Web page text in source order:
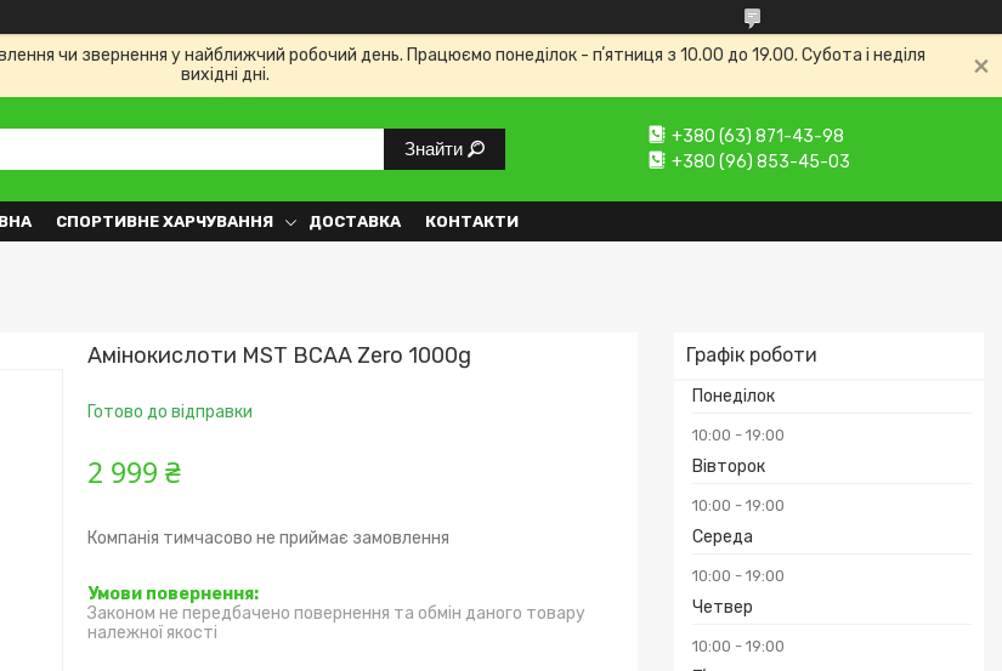
чи звернення у найближчий робочий день. Працюємо понеділок - пʼятниця з 10.00 до 19.00. Субота і неділя
вихідні дні.
Знайти
+380 (63) 871-43-98
+380 (96) 853-45-03
СПОРТИВНЕ ХАРЧУВАННЯ ДОСТАВКА КОНТАКТИ
Графік роботи
Понеділок
10:00 19:00
Вівторок
10:00 19:00
Середа
10:00 19:00
Четвер
10:00 19:00
Амінокислоти MST BCAA Zero 1000g
Готово до відправки
2 999 ₴
Компанія тимчасово не приймає замовлення
Законом не передбачено повернення та обмін даного товару
належної якості